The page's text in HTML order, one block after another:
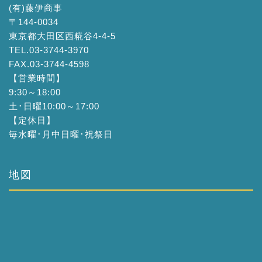
(有)藤伊商事
〒144-0034
東京都大田区西糀谷4-4-5
TEL.03-3744-3970
FAX.03-3744-4598
【営業時間】
9:30～18:00
土･日曜10:00～17:00
【定休日】
毎水曜･月中日曜･祝祭日
地図